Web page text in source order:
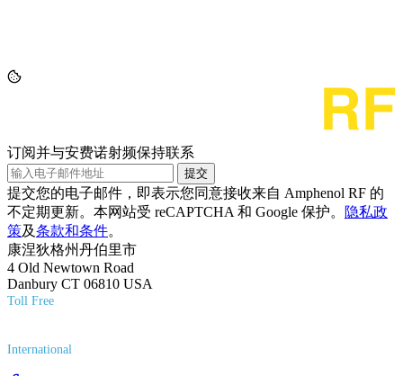
订阅并与安费诺射频保持联系
提交
提交您的电子邮件，即表示您同意接收来自 Amphenol RF 的
不定期更新。本网站受 reCAPTCHA 和 Google 保护。
隐私政
策及条款和条件。
康涅狄格州丹伯里市
4 Old Newtown Road
Danbury CT 06810 USA
Toll Free
International